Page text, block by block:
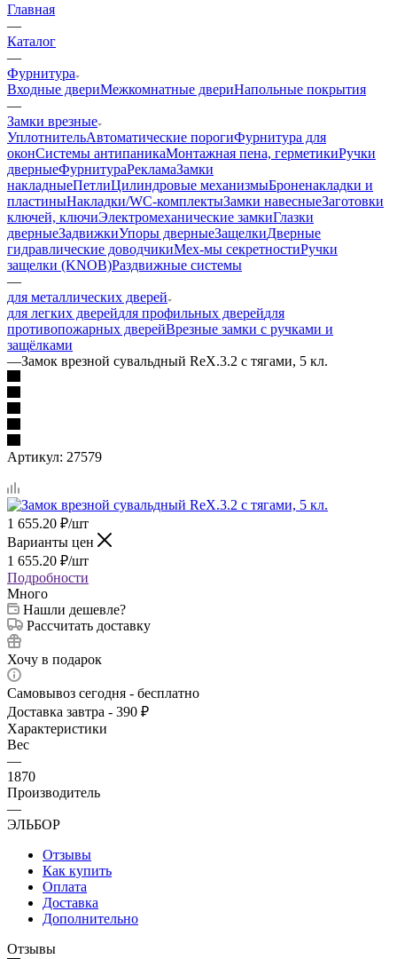
Главная
—
Каталог
—
Фурнитура
Входные двериМежкомнатные двериНапольные покрытия
—
Замки врезные
УплотнительАвтоматические порогиФурнитура для
оконСистемы антипаникаМонтажная пена, герметикиРучки
дверныеФурнитураРекламаЗамки
накладныеПетлиЦилиндровые механизмыБроненакладки и
пластиныНакладки/WC-комплектыЗамки навесныеЗаготовки
ключей, ключиЭлектромеханические замкиГлазки
дверныеЗадвижкиУпоры дверныеЗащелкиДверные
гидравлические доводчикиМех-мы секретностиРучки
защелки (KNOB)Раздвижные системы
—
для металлических дверей
для легких дверейдля профильных дверейдля
противопожарных дверейВрезные замки с ручками и
защёлками
—Замок врезной сувальдный RеХ.3.2 с тягами, 5 кл.
Артикул: 27579
1 655.20 ₽/шт
Варианты цен
1 655.20 ₽/шт
Подробности
Много
Нашли дешевле?
Рассчитать доставку
Хочу в подарок
Самовывоз сегодня - бесплатно
Доставка завтра - 390 ₽
Характеристики
Вес
—
1870
Производитель
—
ЭЛЬБОР
Отзывы
Как купить
Оплата
Доставка
Дополнительно
Отзывы